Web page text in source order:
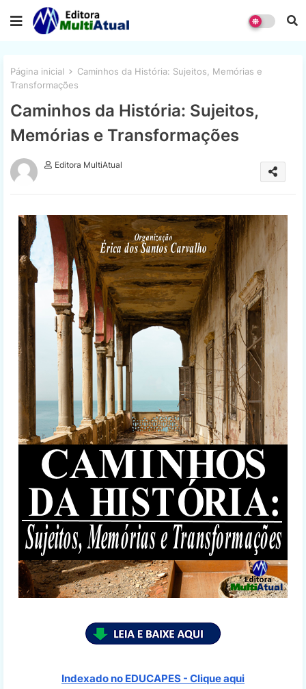
Página inicial
Caminhos da História: Sujeitos, Memórias e
Transformações
Caminhos da História: Sujeitos,
Memórias e Transformações
Editora MultiAtual
Indexado no EDUCAPES - Clique aqui